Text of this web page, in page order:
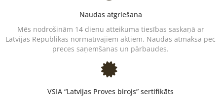
Naudas atgriešana
Mēs nodrošinām 14 dienu atteikuma tiesības saskaņā ar
Latvijas Republikas normatīvajiem aktiem. Naudas atmaksa pēc
preces saņemšanas un pārbaudes.
VSIA “Latvijas Proves birojs” sertifikāts